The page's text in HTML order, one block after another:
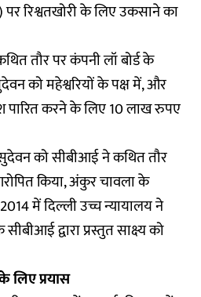
रिश्वतखोरी के लिए उकसाने का
तौर पर कंपनी लॉ बोर्ड के
को महेश्वरियों के पक्ष में, और
करने के लिए 10 लाख रुपए
को सीबीआई ने कथित तौर
किया, अंकुर चावला के
में दिल्ली उच्च न्यायालय ने
द्वारा प्रस्तुत साक्ष्य को
लिए प्रयास